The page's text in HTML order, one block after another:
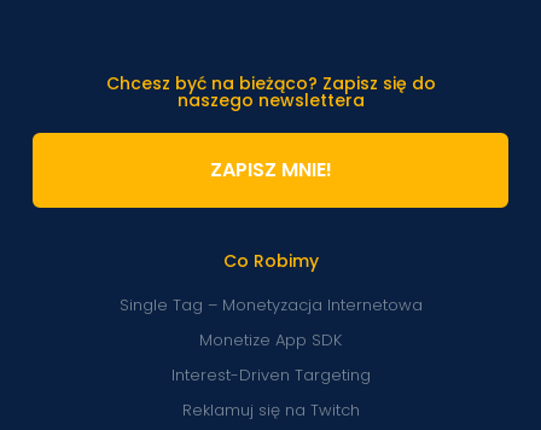
Co Robimy
Single Tag – Monetyzacja Internetowa
Monetize App SDK
Interest-Driven Targeting
Reklamuj się na Twitch
Chcesz być na bieżąco? Zapisz się do
naszego newslettera
ZAPISZ MNIE!